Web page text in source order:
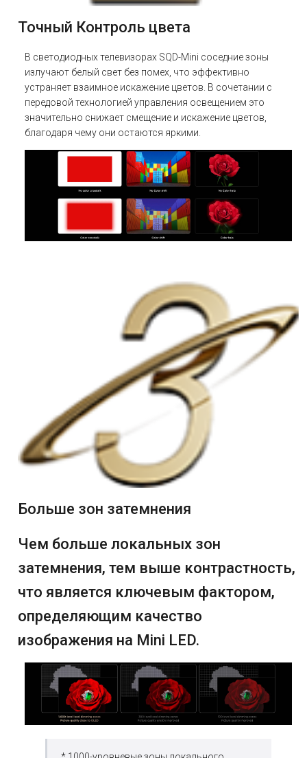
Точный Контроль цвета
В светодиодных телевизорах SQD-Mini соседние зоны
излучают белый свет без помех, что эффективно
устраняет взаимное искажение цветов. В сочетании с
передовой технологией управления освещением это
значительно снижает смещение и искажение цветов,
благодаря чему они остаются яркими.
Больше зон затемнения
Чем больше локальных зон
затемнения, тем выше контрастность,
что является ключевым фактором,
определяющим качество
изображения на Mini LED.